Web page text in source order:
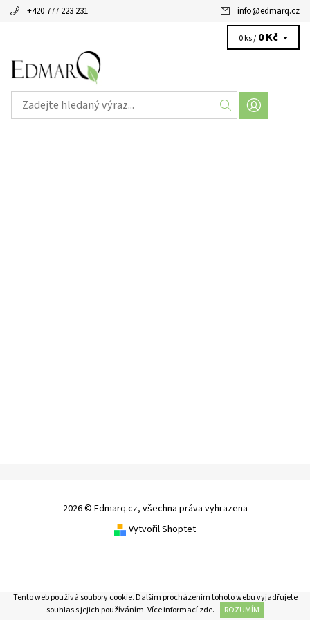
+420 777 223 231 info@edmarq.cz
0 ks / 0 Kč
2026 © Edmarq.cz, všechna práva vyhrazena
Vytvořil Shoptet
Tento web používá soubory cookie. Dalším procházením tohoto webu vyjadřujete
souhlas s jejich používáním. Více informacízde. ROZUMÍM